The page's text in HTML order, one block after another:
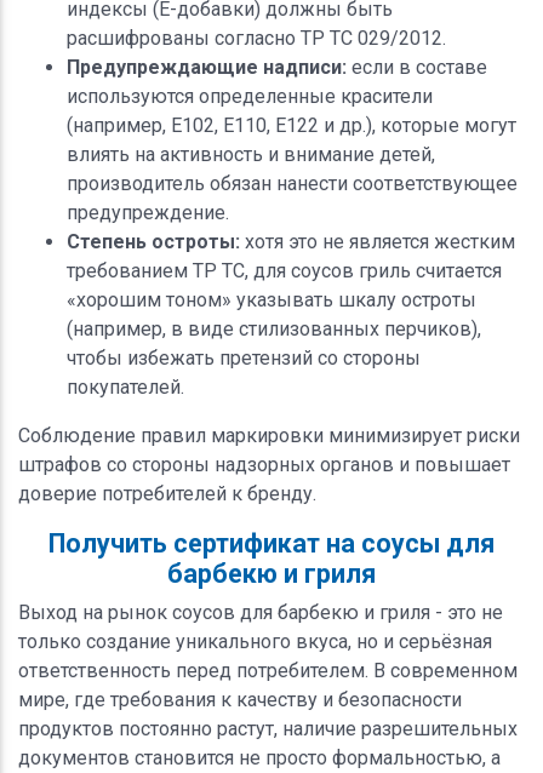
индексы (E-добавки) должны быть
расшифрованы согласно ТР ТС 029/2012.
Предупреждающие надписи: если в составе
используются определенные красители
(например, Е102, Е110, Е122 и др.), которые могут
влиять на активность и внимание детей,
производитель обязан нанести соответствующее
предупреждение.
Степень остроты: хотя это не является жестким
требованием ТР ТС, для соусов гриль считается
«хорошим тоном» указывать шкалу остроты
(например, в виде стилизованных перчиков),
чтобы избежать претензий со стороны
покупателей.
Соблюдение правил маркировки минимизирует риски
штрафов со стороны надзорных органов и повышает
доверие потребителей к бренду.
Получить сертификат на соусы для
барбекю и гриля
Выход на рынок соусов для барбекю и гриля - это не
только создание уникального вкуса, но и серьёзная
ответственность перед потребителем. В современном
мире, где требования к качеству и безопасности
продуктов постоянно растут, наличие разрешительных
документов становится не просто формальностью, а